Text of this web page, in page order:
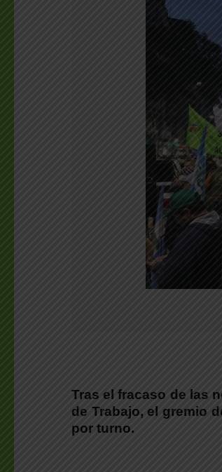
Tras el fracaso de las
de Trabajo, el gremio
por turno.